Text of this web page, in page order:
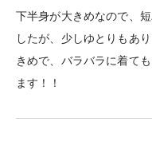
下半身が大きめなので、
したが、少しゆとりもあ
きめで、バラバラに着て
ます！！